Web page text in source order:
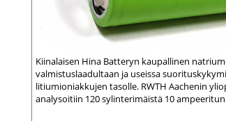
Kiinalaisen Hina Batteryn kaupallinen
valmistuslaadultaan ja useissa
litiumioniakkujen tasolle. RWTH Aachenin
analysoitiin 120 sylinterimäistä 10